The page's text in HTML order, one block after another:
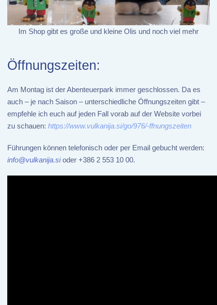
Im Shop gibt es große und kleine Olis und noch viel mehr
Öffnungszeiten:
Am Montag ist der Abenteuerpark immer geschlossen. Da es
auch – je nach Saison – unterschiedliche Öffnungszeiten gibt –
empfehle ich euch auf jeden Fall vorab auf der Website vorbei
zu schauen: https://www.vulkanija.si/go/976/-ffnungszeiten
Führungen können telefonisch oder per Email gebucht werden:
info@vulkanija.sioder +386 2 553 10 00.